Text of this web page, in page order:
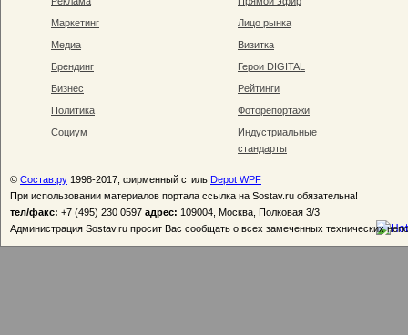
Маркетинг
Медиа
Брендинг
Бизнес
Политика
Социум
Лицо рынка
Визитка
Герои DIGITAL
Рейтинги
Фоторепортажи
Индустриальные
стандарты
© Состав.ру 1998-2017, фирменный стиль Depot WPF
При использовании материалов портала ссылка на Sostav.ru обязательна!
тел/факс: +7 (495) 230 0597 адрес: 109004, Москва, Полковая 3/3
Администрация Sostav.ru просит Вас сообщать о всех замеченных технических